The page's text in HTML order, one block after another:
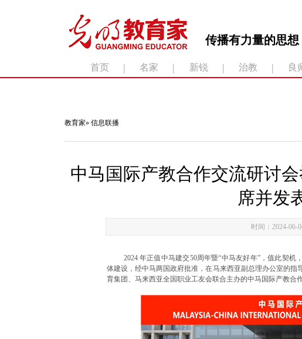
传播有力量的思
首页 | 名家 | 新锐 | 治教 | 良
教育家» 信息联播
中马国际产教合作交流研讨
席并发
时间：2024-06-
2024 年正值中马建交50周年暨“中马友好年”，值此契
体建设，经中马两国政府批准，在马来西亚副总理办公室的
育集团、马来西亚全国职业工友会联合主办的中马国际产教合